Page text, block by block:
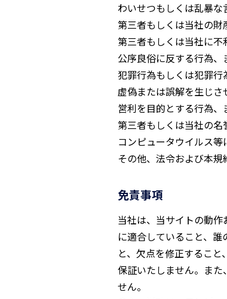
わいせつもしくは乱暴な
第三者もしくは当社の財
第三者もしくは当社に不
公序良俗に反する行為、
犯罪行為もしくは犯罪行
虚偽または誤解を生じさ
営利を目的とする行為、
第三者もしくは当社の名
コンピュータウイルス
その他、法令および本規
免責事項
当社は、当サイトの動
に適合していること、
と、欠点を修正するこ
保証いたしません。ま
せん。